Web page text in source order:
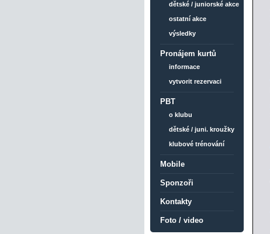
dětské / juniorské akce
ostatní akce
výsledky
Pronájem kurtů
informace
vytvorit rezervaci
PBT
o klubu
dětské / juni. kroužky
klubové trénování
Mobile
Sponzoři
Kontakty
Foto / video